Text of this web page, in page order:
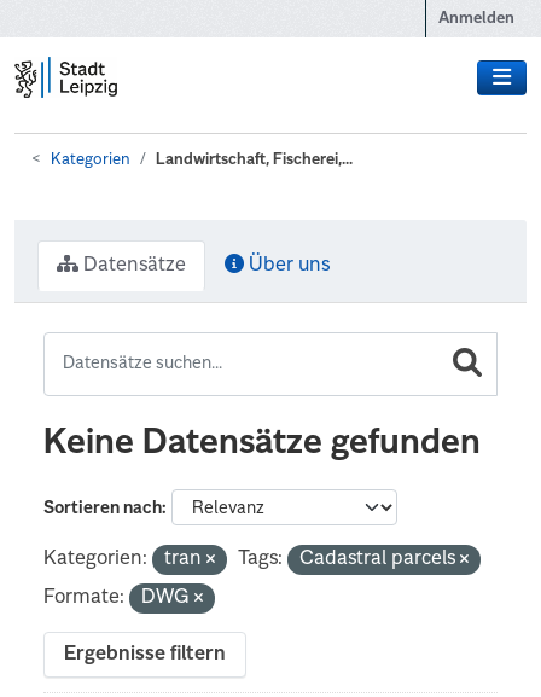
Anmelden
Kategorien Landwirtschaft, Fischerei,...
Datensätze Über uns
Keine Datensätze gefunden
Sortieren nach
Kategorien: tran Tags:
Cadastral parcels
Formate:
DWG
Ergebnisse filtern